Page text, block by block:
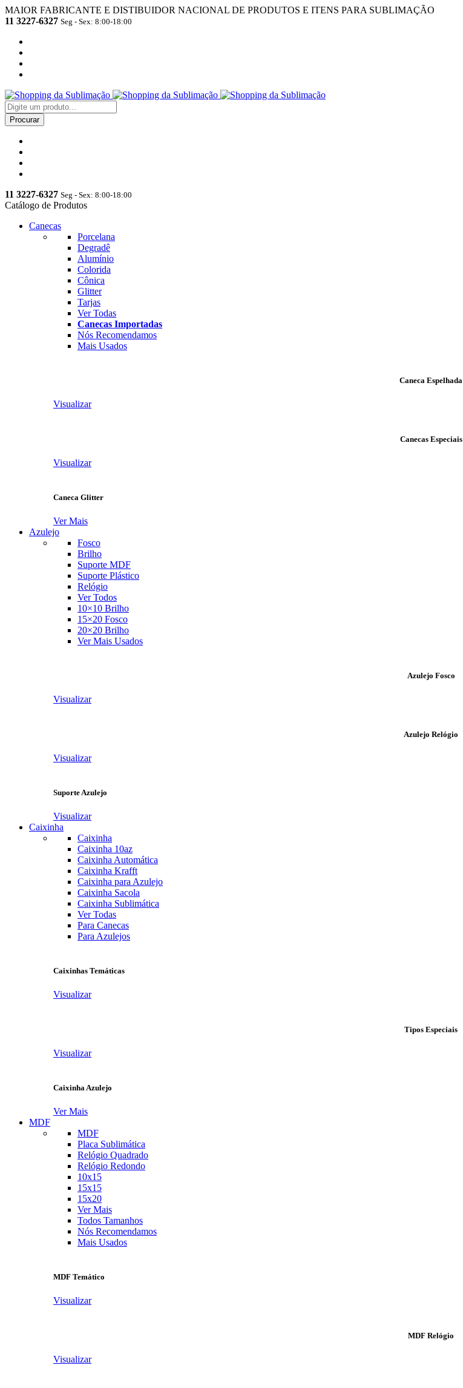
MAIOR FABRICANTE E DISTIBUIDOR NACIONAL DE PRODUTOS E ITENS PARA SUBLIMAÇÃO
11 3227-6327 Seg - Sex: 8:00-18:00
11 3227-6327 Seg - Sex: 8:00-18:00
Catálogo de Produtos
Canecas
Porcelana
Degradê
Alumínio
Colorida
Cônica
Glitter
Tarjas
Ver Todas
Canecas Importadas
Nós Recomendamos
Mais Usados
Caneca Espelhada
Visualizar
Canecas Especiais
Visualizar
Caneca Glitter
Ver Mais
Azulejo
Fosco
Brilho
Suporte MDF
Suporte Plástico
Relógio
Ver Todos
10×10 Brilho
15×20 Fosco
20×20 Brilho
Ver Mais Usados
Azulejo Fosco
Visualizar
Azulejo Relógio
Visualizar
Suporte Azulejo
Visualizar
Caixinha
Caixinha
Caixinha 10az
Caixinha Automática
Caixinha Krafft
Caixinha para Azulejo
Caixinha Sacola
Caixinha Sublimática
Ver Todas
Para Canecas
Para Azulejos
Caixinhas Temáticas
Visualizar
Tipos Especiais
Visualizar
Caixinha Azulejo
Ver Mais
MDF
MDF
Placa Sublimática
Relógio Quadrado
Relógio Redondo
10x15
15x15
15x20
Ver Mais
Todos Tamanhos
Nós Recomendamos
Mais Usados
MDF Temático
Visualizar
MDF Relógio
Visualizar